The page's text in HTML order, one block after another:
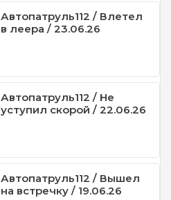
Автопатруль112 / Влетел
в леера / 23.06.26
Автопатруль112 / Не
уступил скорой / 22.06.26
Автопатруль112 / Вышел
на встречку / 19.06.26